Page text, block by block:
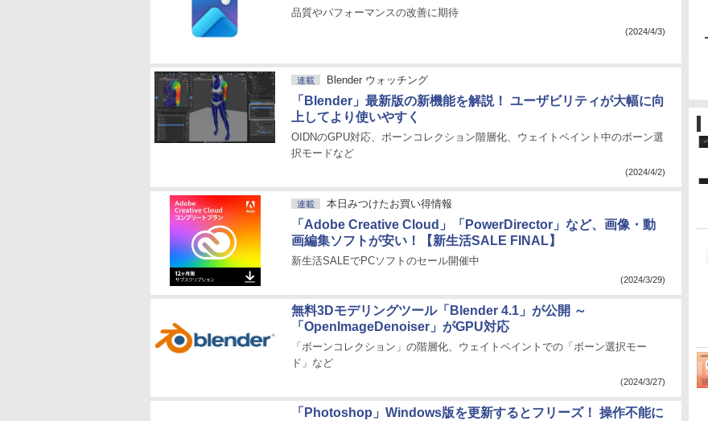
品質やパフォーマンスの改善に期待
(2024/4/3)
連載 Blender ウォッチング
「Blender」最新版の新機能を解説！ ユーザビリティが大幅に向
上してより使いやすく
OIDNのGPU対応、ボーンコレクション階層化、ウェイトペイント中のボーン選
択モードなど
(2024/4/2)
連載 本日みつけたお買い得情報
「Adobe Creative Cloud」「PowerDirector」など、画像・動
画編集ソフトが安い！【新生活SALE FINAL】
新生活SALEでPCソフトのセール開催中
(2024/3/29)
無料3Dモデリングツール「Blender 4.1」が公開 ～
「OpenImageDenoiser」がGPU対応
「ボーンコレクション」の階層化、ウェイトペイントでの「ボーン選択モー
ド」など
(2024/3/27)
「Photoshop」Windows版を更新するとフリーズ！ 操作不能に